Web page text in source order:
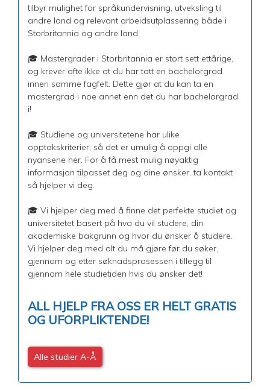
tilbyr mulighet for språkundervisning, utveksling til
andre land og relevant arbeidsutplassering både i
Storbritannia og andre land.
🎓 Mastergrader i Storbritannia er stort sett ettårige,
og krever ofte ikke at du har tatt en bachelorgrad
innen samme fagfelt. Dette gjør at du kan ta en
mastergrad i noe annet enn det du har bachelorgrad
i!
🎓 Studiene og universitetene har ulike
opptakskriterier, så det er umulig å oppgi alle
nyansene her. For å få mest mulig nøyaktig
informasjon tilpasset deg og dine ønsker, ta kontakt
så hjelper vi deg.
🎓 Vi hjelper deg med å finne det perfekte studiet og
universitetet basert på hva du vil studere, din
akademiske bakgrunn og hvor du ønsker å studere.
Vi hjelper deg med alt du må gjøre før du søker,
gjennom og etter søknadsprosessen i tillegg til
gjennom hele studietiden hvis du ønsker det!
ALL HJELP FRA OSS ER HELT GRATIS
OG UFORPLIKTENDE!
Alle studier A-Å